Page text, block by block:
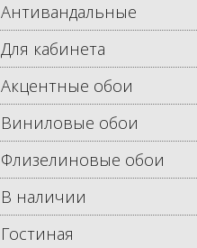
Антивандальные
Для кабинета
Акцентные обои
Виниловые обои
Флизелиновые обои
В наличии
Гостиная